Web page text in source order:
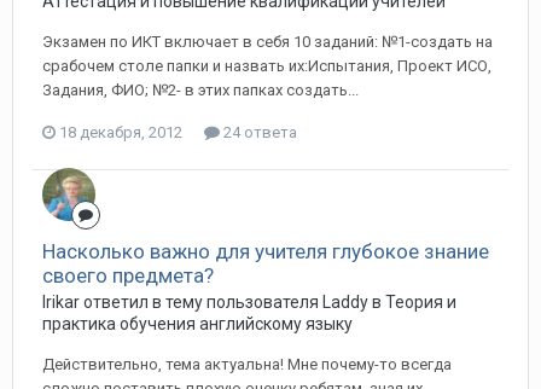
Экзамен по ИКТ включает в себя 10 заданий: №1-создать на
срабочем столе папки и назвать их:Испытания, Проект ИСО,
Задания, ФИО; №2- в этих папках создать...
18 декабря, 2012 24 ответа
Насколько важно для учителя глубокое знание
своего предмета?
Irikar ответил в тему пользователя Laddy в Теория и
практика обучения английскому языку
Действительно, тема актуальна! Мне почему-то всегда